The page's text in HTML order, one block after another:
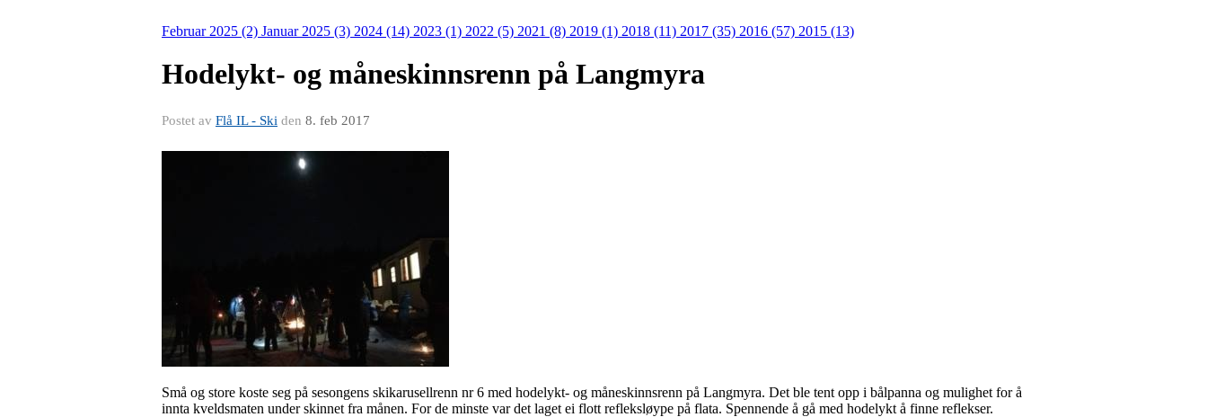
Februar 2025 (2) Januar 2025 (3) 2024 (14) 2023 (1) 2022 (5) 2021 (8) 2019 (1) 2018 (11) 2017 (35) 2016 (57) 2015 (13)
Hodelykt- og måneskinnsrenn på Langmyra
Postet av Flå IL - Ski den 8. feb 2017
Små og store koste seg på sesongens skikarusellrenn nr 6 med hodelykt- og måneskinnsrenn på Langmyra. Det ble tent opp i bålpanna og mulighet for å
innta kveldsmaten under skinnet fra månen. For de minste var det laget ei flott refleksløype på flata. Spennende å gå med hodelykt å finne reflekser.